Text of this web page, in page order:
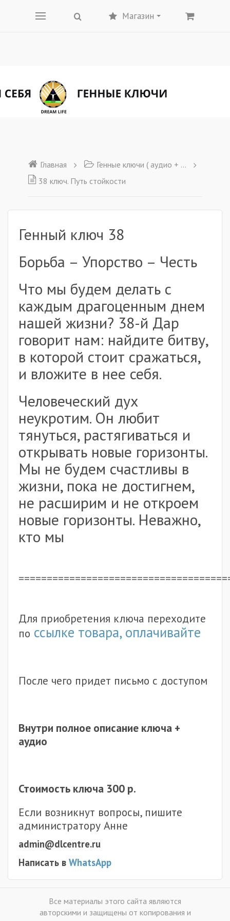
Магазин
Главная
Генные ключи ( аудио + текст)
38 ключ. Путь стойкости
Генный ключ 38
Борьба – Упорство – Честь
Что мы будем делать с
каждым драгоценным днем
нашей жизни? 38-й Дар
говорит нам: найдите битву,
в которой стоит сражаться,
и вложите в нее себя.
Человеческий дух
неукротим. Он любит
тянуться, растягиваться и
открывать новые горизонты.
Мы не будем счастливы в
жизни, пока не достигнем,
не расширим и не откроем
новые горизонты. Неважно,
кто мы
Для приобретения ключа переходите
по ссылке товара, оплачивайте
После чего придет письмо с доступом
Внутри полное описание ключа +
аудио
Стоимость ключа 300 р.
Если возникнут вопросы, пишите
администратору Анне
admin@dlcentre.ru
Написать в WhatsApp
Все материалы этого сайта являются
авторскими и защищены от копирования и